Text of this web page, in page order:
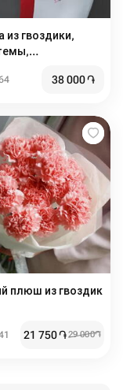
из гвоздики,
38 000֏
плюш из гвоздик
21 750֏29 000֏